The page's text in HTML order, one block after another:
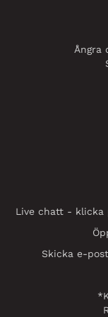
Ångra
Live chatt - klicka
Skicka e-